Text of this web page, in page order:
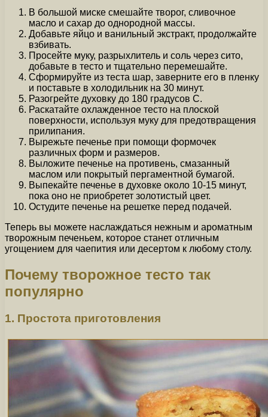
В большой миске смешайте творог, сливочное
масло и сахар до однородной массы.
Добавьте яйцо и ванильный экстракт, продолжайте
взбивать.
Просейте муку, разрыхлитель и соль через сито,
добавьте в тесто и тщательно перемешайте.
Сформируйте из теста шар, заверните его в пленку
и поставьте в холодильник на 30 минут.
Разогрейте духовку до 180 градусов С.
Раскатайте охлажденное тесто на плоской
поверхности, используя муку для предотвращения
прилипания.
Вырежьте печенье при помощи формочек
различных форм и размеров.
Выложите печенье на противень, смазанный
маслом или покрытый пергаментной бумагой.
Выпекайте печенье в духовке около 10-15 минут,
пока оно не приобретет золотистый цвет.
Остудите печенье на решетке перед подачей.
Теперь вы можете наслаждаться нежным и ароматным
творожным печеньем, которое станет отличным
угощением для чаепития или десертом к любому столу.
Почему творожное тесто так
популярно
1. Простота приготовления